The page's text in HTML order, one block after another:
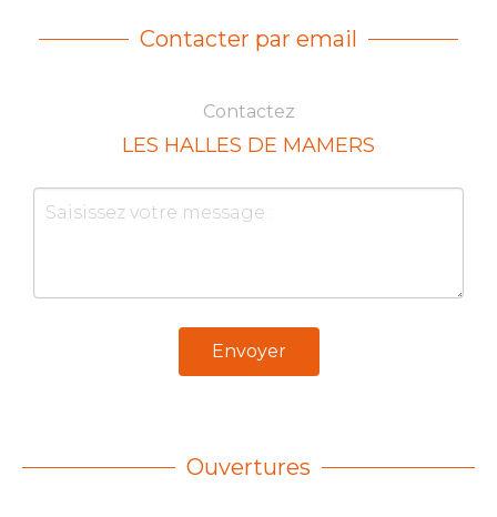
Contacter par email
Contactez
LES HALLES DE MAMERS
Envoyer
Ouvertures